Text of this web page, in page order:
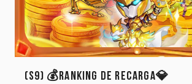
(S9) 💰Ranking de Recarga💎